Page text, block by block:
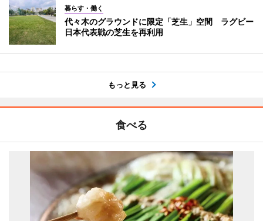
暮らす・働く
代々木のグラウンドに限定「芝生」空間 ラグビー
日本代表戦の芝生を再利用
もっと見る
食べる